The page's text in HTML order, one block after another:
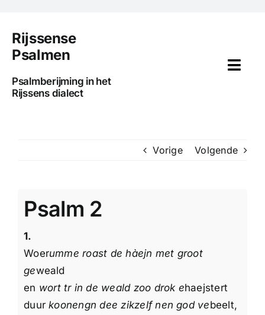
naar
inhoud
Rijssense
Psalmen
Psalmberijming in het
Rijssens dialect
Psalmen
Media
Over mij
Overige Informatie
Vorige Volgende
Psalm 2
1.
Woerumme roast de hàejn met groot
geweald
en wort tr in de weald zoo drok ehaejstert
duurkoonengn dee zikzelf nen god vebeelt,